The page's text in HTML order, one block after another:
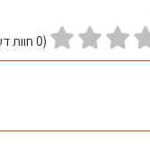
(0 חוות דעת גולשים)